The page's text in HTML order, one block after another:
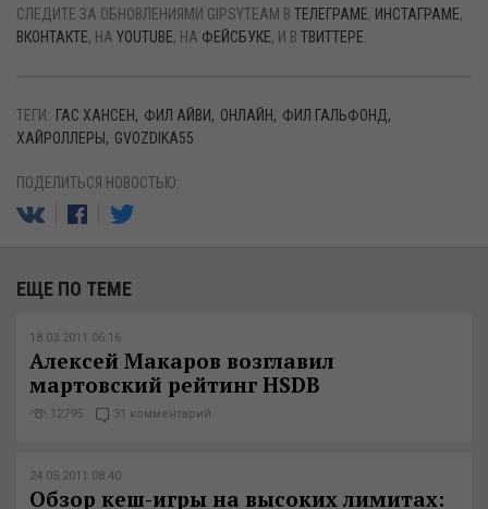
СЛЕДИТЕ ЗА ОБНОВЛЕНИЯМИ GIPSYTEAM В ТЕЛЕГРАМЕ, ИНСТАГРАМЕ,
ВКОНТАКТЕ, НА YOUTUBE, НА ФЕЙСБУКЕ, И В ТВИТТЕРЕ
ТЕГИ: ГАС ХАНСЕН ФИЛ АЙВИ ОНЛАЙН
ФИЛ ГАЛЬФОНД
ХАЙРОЛЛЕРЫ
GVOZDIKA55
ПОДЕЛИТЬСЯ НОВОСТЬЮ:
ЕЩЕ ПО ТЕМЕ
18.03.2011 06:16
Алексей Макаров возглавил
мартовский рейтинг HSDB
12795 31 комментарий
24.05.2011 08:40
Обзор кеш-игры на высоких лимитах: